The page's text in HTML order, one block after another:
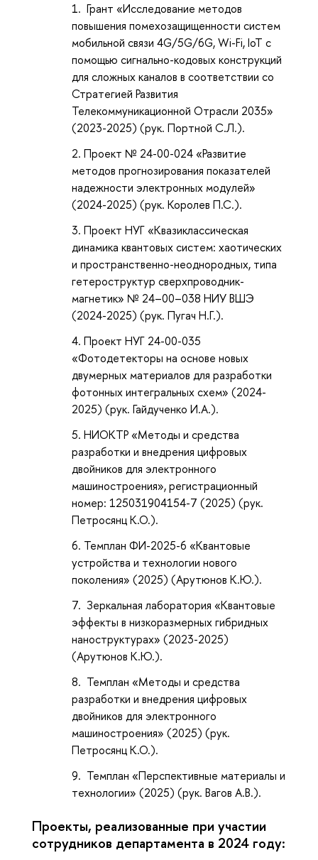
Грант «Исследование методов
повышения помехозащищенности систем
мобильной связи 4G/5G/6G, Wi-Fi, IoT с
помощью сигнально-кодовых конструкций
для сложных каналов в соответствии со
Стратегией Развития
Телекоммуникационной Отрасли 2035»
(2023-2025) (рук. Портной С.Л.).
Проект № 24-00-024 «Развитие
методов прогнозирования показателей
надежности электронных модулей»
(2024-2025) (рук. Королев П.С.).
Проект НУГ «Квазиклассическая
динамика квантовых систем: хаотических
и пространственно-неоднородных, типа
гетероструктур сверхпроводник-
магнетик» № 24–00–038 НИУ ВШЭ
(2024-2025) (рук. Пугач Н.Г.).
Проект НУГ 24-00-035
«Фотодетекторы на основе новых
двумерных материалов для разработки
фотонных интегральных схем» (2024-
2025) (рук. Гайдученко И.А.).
НИОКТР «Методы и средства
разработки и внедрения цифровых
двойников для электронного
машиностроения», регистрационный
номер: 125031904154-7 (2025) (рук.
Петросянц К.О.).
Темплан ФИ-2025-6 «Квантовые
устройства и технологии нового
поколения» (2025) (Арутюнов К.Ю.).
Зеркальная лаборатория «Квантовые
эффекты в низкоразмерных гибридных
наноструктурах» (2023-2025)
(Арутюнов К.Ю.).
Темплан «Методы и средства
разработки и внедрения цифровых
двойников для электронного
машиностроения» (2025) (рук.
Петросянц К.О.).
Темплан «Перспективные материалы и
технологии» (2025) (рук. Вагов А.В.).
Проекты, реализованные при участии
сотрудников департамента в 2024 году: